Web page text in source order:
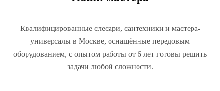
Квалифицированные слесари, сантехники и мастера-
универсалы в Москве, оснащённые передовым
оборудованием, с опытом работы от 6 лет готовы решить
задачи любой сложности.